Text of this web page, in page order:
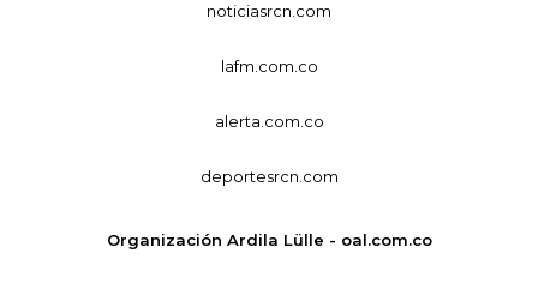
noticiasrcn.com
lafm.com.co
alerta.com.co
deportesrcn.com
Organización Ardila Lülle - oal.com.co